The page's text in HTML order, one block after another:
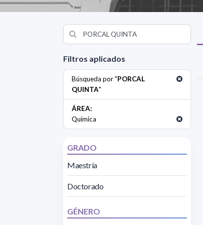
Filtros aplicados
Búsqueda por "PORCAL
QUINTA"
ÁREA:
Química
GRADO
Maestría
Doctorado
GÉNERO